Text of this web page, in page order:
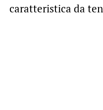
caratteristica da